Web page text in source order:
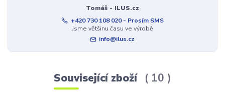
Tomáš - ILUS.cz
+420 730 108 020 - Prosím SMS
Jsme většinu času ve výrobě
info@ilus.cz
Související zboží 10